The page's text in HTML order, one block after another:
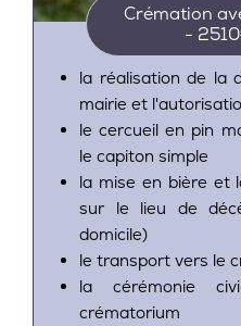
Crémation
-
la réalisation de la
mairie et
le cercueil en pin
le capiton simple
la mise en bière et
sur le lieu de
domicile)
le transport vers le
la cérémonie
crématorium